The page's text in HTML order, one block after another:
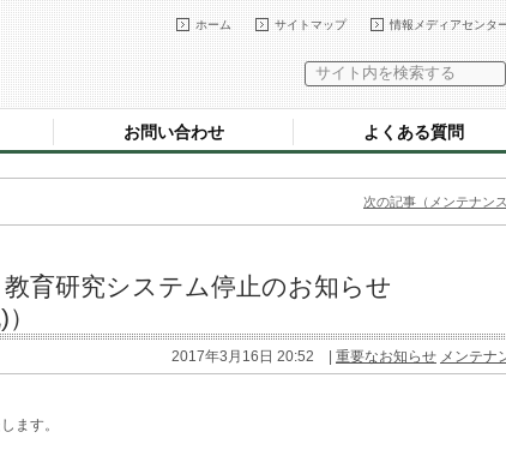
情報メディアセンタ
サイトマップ
ホーム
お問い合わせ よくある質問
次の記事（メンテナンス
育研究システム停止のお知らせ
2017年3月16日 20:52 | 重要なお知らせ メンテナ
ます。